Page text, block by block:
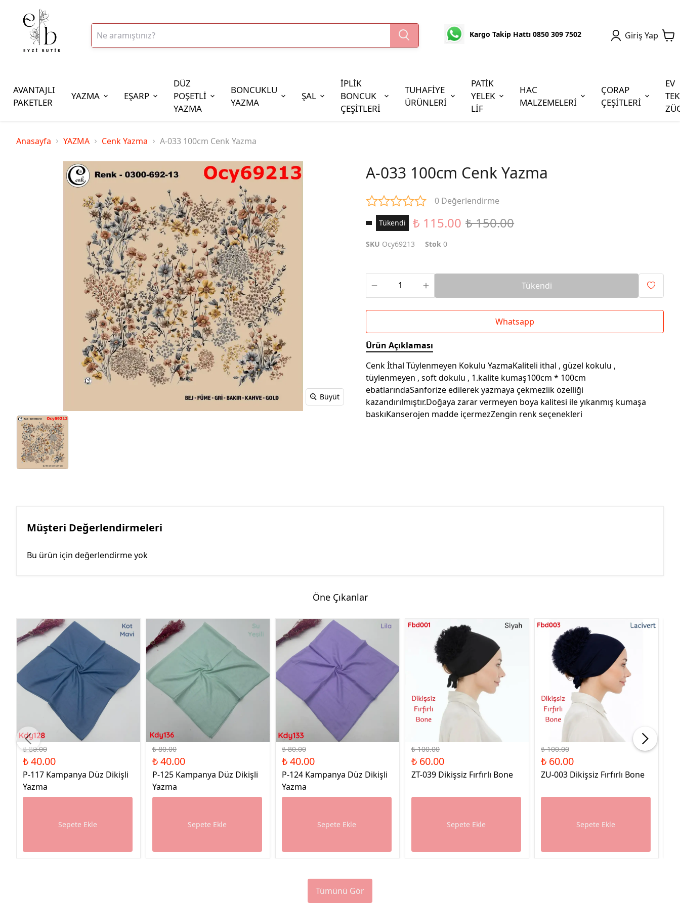
Kargo Takip Hattı 0850 309 7502 Giriş Yap
AVANTAJLI
PAKETLER
YAZMA EŞARP
DÜZ
POŞETLİ
YAZMA
BONCUKLU
YAZMA
ŞAL
İPLİK
BONCUK
ÇEŞİTLERİ
İplik Çeşitleri
20gr Reyyan Polyester İp
100gr Altınbaşak Polyester İp
350gr Altınbaşak Polyester İp
Cezaevi Boncuğu
TUHAFİYE
ÜRÜNLERİ
PATİK
YELEK
LİF
HAC
MALZEMELERİ
ÇORAP
ÇEŞİTLERİ
EV
Anasayfa YAZMA Cenk Yazma A-033 100cm Cenk Yazma
Büyüt
A-033 100cm Cenk Yazma
0 Değerlendirme
Tükendi ₺ 115.00 ₺ 150.00
SKU Ocy69213 Stok 0
Tükendi
Whatsapp
Ürün Açıklaması
Cenk İthal Tüylenmeyen Kokulu YazmaKaliteli ithal , güzel kokulu ,
tüylenmeyen , soft dokulu , 1.kalite kumaş100cm * 100cm
ebatlarındaSanforize edilerek yazmaya çekmezlik özelliği
kazandırılmıştır.Doğaya zarar vermeyen boya kalitesi ile yıkanmış kumaşa
baskıKanserojen madde içermezZengin renk seçenekleri
Müşteri Değerlendirmeleri
Bu ürün için değerlendirme yok
Öne Çıkanlar
%50 İndirim
₺ 80.00
₺ 40.00
P-117 Kampanya Düz Dikişli
Yazma
Sepete Ekle
%50 İndirim
₺ 80.00
₺ 40.00
P-125 Kampanya Düz Dikişli
Yazma
Sepete Ekle
%50 İndirim
₺ 80.00
₺ 40.00
P-124 Kampanya Düz Dikişli
Yazma
Sepete Ekle
%40 İndirim
₺ 100.00
₺ 60.00
ZT-039 Dikişsiz Fırfırlı Bone
Sepete Ekle
₺ 100.00
₺ 60.00
ZU-003 Dikişsiz Fırfırlı Bone
Sepete Ekle
Tümünü Gör